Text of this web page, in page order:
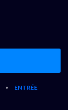
•
ENTRÉE